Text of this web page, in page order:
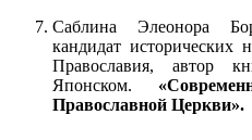
Саблина Элеонора
кандидат исторических
Православия, автор
Японском.
Православной Церкви».